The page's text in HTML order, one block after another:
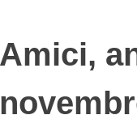
Amici,